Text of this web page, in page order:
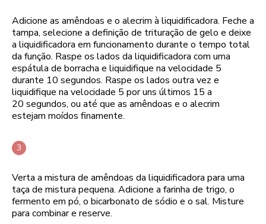
Adicione as amêndoas e o alecrim à liquidificadora. Feche a
tampa, selecione a definição de trituração de gelo e deixe
a liquidificadora em funcionamento durante o tempo total
da função. Raspe os lados da liquidificadora com uma
espátula de borracha e liquidifique na velocidade 5
durante 10 segundos. Raspe os lados outra vez e
liquidifique na velocidade 5 por uns últimos 15 a
20 segundos, ou até que as amêndoas e o alecrim
estejam moídos finamente.
Verta a mistura de amêndoas da liquidificadora para uma
taça de mistura pequena. Adicione a farinha de trigo, o
fermento em pó, o bicarbonato de sódio e o sal. Misture
para combinar e reserve.